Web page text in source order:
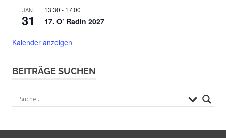
JAN.
31
13:30 - 17:00
17. O’ Radln 2027
Kalender anzeigen
BEITRÄGE SUCHEN